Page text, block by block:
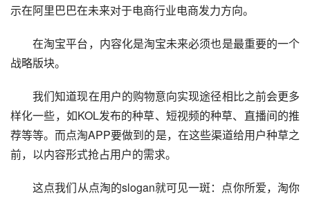
示在阿里巴巴在未来对于电商行业电商发力方向。
在淘宝平台，内容化是淘宝未来必须也是最重要的一个
战略版块。
我们知道现在用户的购物意向实现途径相比之前会更多
样化一些，如KOL发布的种草、短视频的种草、直播间的推
荐等等。而点淘APP要做到的是，在这些渠道给用户种草之
前，以内容形式抢占用户的需求。
这点我们从点淘的slogan就可见一斑：点你所爱，淘你